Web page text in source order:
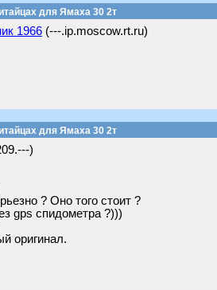
для Ямаха 30 2т
1966 (---.ip.moscow.rt.ru)
для Ямаха 30 2т
)
? Оно того стоит ?
gps спидометра ?)))
оригинал.